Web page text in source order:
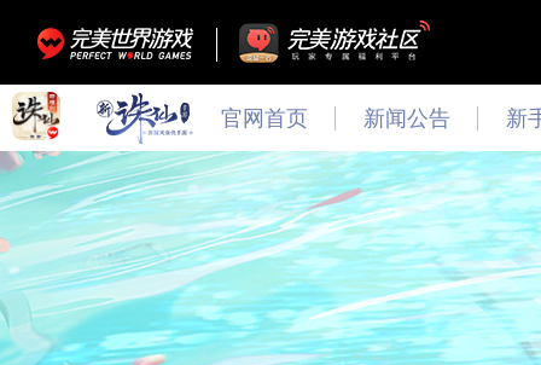
官网首页 新闻公告
最新
新闻
公告
活动
新